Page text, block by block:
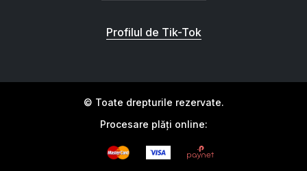
Profilul de Tik-Tok
© Toate drepturile rezervate.
Procesare plăți online: